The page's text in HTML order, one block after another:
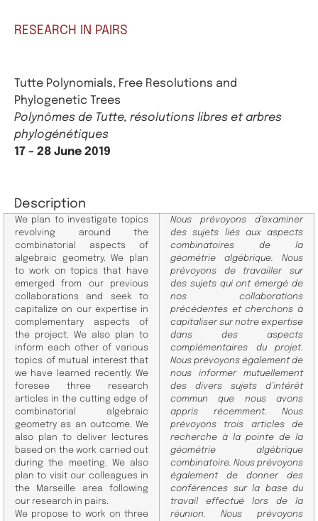
RESEARCH IN PAIRS
Tutte Polynomials, Free Resolutions and
Phylogenetic Trees
Polynômes de Tutte, résolutions libres et arbres
phylogénétiques
17 – 28 June 2019
Description
We plan to investigate topics
revolving around the
combinatorial aspects of
algebraic geometry. We plan
to work on topics that have
emerged from our previous
collaborations and seek to
capitalize on our expertise in
complementary aspects of
the project. We also plan to
inform each other of various
topics of mutual interest that
we have learned recently. We
foresee three research
articles in the cutting edge of
combinatorial algebraic
geometry as an outcome. We
also plan to deliver lectures
based on the work carried out
during the meeting. We also
plan to visit our colleagues in
the Marseille area following
our research in pairs.
We propose to work on three
Nous prévoyons d’examiner
des sujets liés aux aspects
combinatoires de la
géométrie algébrique. Nous
prévoyons de travailler sur
des sujets qui ont émergé de
nos collaborations
précédentes et cherchons à
capitaliser sur notre expertise
dans des aspects
complémentaires du projet.
Nous prévoyons également de
nous informer mutuellement
des divers sujets d’intérêt
commun que nous avons
appris récemment. Nous
prévoyons trois articles de
recherche à la pointe de la
géométrie algébrique
combinatoire. Nous prévoyons
également de donner des
conférences sur la base du
travail effectué lors de la
réunion. Nous prévoyons